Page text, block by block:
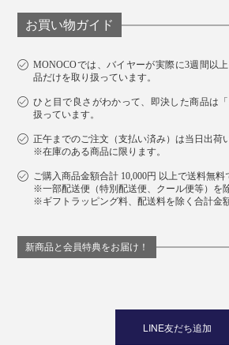
る“ビジネスポーチ3兄弟”、さぁ、ど
お買い物ガイド
MONOCOでは、バイヤーが実際に3週間以
品だけを取り扱っています。
ひと目で良さがわかって、即決した商品は「
扱っています。
正午までのご注文（支払い済み）は当日出荷
※在庫のある商品に限ります。
ご購入商品金額合計 10,000円 以上で送料無料
※一部配送便（特別配送便、クール便等）を
※ギフトラッピング料、配送料を除く合計金
新商品と会員特典をお届け！
LINE友だち追加